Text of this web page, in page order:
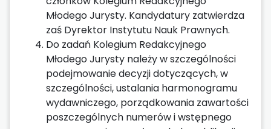
Młodego Jurysty. Kandydatury zatwierdza
zaś Dyrektor Instytutu Nauk Prawnych.
Do zadań Kolegium Redakcyjnego
Młodego Jurysty należy w szczególności
podejmowanie decyzji dotyczących, w
szczególności, ustalania harmonogramu
wydawniczego, porządkowania zawartości
poszczególnych numerów i wstępnego